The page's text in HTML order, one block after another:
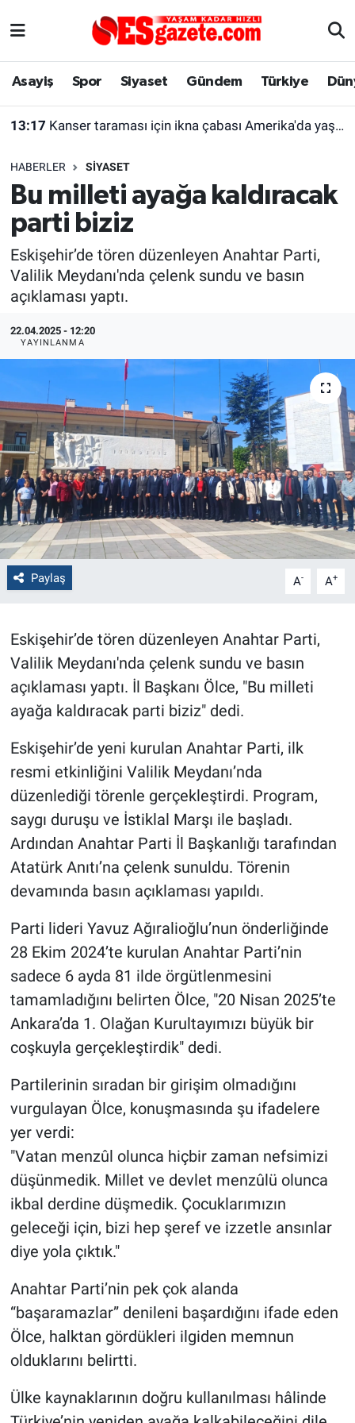
Asayiş Spor Siyaset Gündem Türkiye
13:17 Kanser taraması için ikna çabası Amerika'da yaşayan kadını şaşırttı
HABERLER SIYASET
Bu milleti ayağa kaldıracak
parti biziz
Eskişehir’de tören düzenleyen Anahtar Parti,
Valilik Meydanı'nda çelenk sundu ve basın
açıklaması yaptı.
22.04.2025 - 12:20
YAYINLANMA
Paylaş A- A+
Eskişehir’de tören düzenleyen Anahtar Parti,
Valilik Meydanı'nda çelenk sundu ve basın
açıklaması yaptı. İl Başkanı Ölce, "Bu milleti
ayağa kaldıracak parti biziz" dedi.
Eskişehir’de yeni kurulan Anahtar Parti, ilk
resmi etkinliğini Valilik Meydanı’nda
düzenlediği törenle gerçekleştirdi. Program,
saygı duruşu ve İstiklal Marşı ile başladı.
Ardından Anahtar Parti İl Başkanlığı tarafından
Atatürk Anıtı’na çelenk sunuldu. Törenin
devamında basın açıklaması yapıldı.
Parti lideri Yavuz Ağıralioğlu’nun önderliğinde
28 Ekim 2024’te kurulan Anahtar Parti’nin
sadece 6 ayda 81 ilde örgütlenmesini
tamamladığını belirten Ölce, "20 Nisan 2025’te
Ankara’da 1. Olağan Kurultayımızı büyük bir
coşkuyla gerçekleştirdik" dedi.
Partilerinin sıradan bir girişim olmadığını
vurgulayan Ölce, konuşmasında şu ifadelere
yer verdi:
"Vatan menzûl olunca hiçbir zaman nefsimizi
düşünmedik. Millet ve devlet menzûlü olunca
ikbal derdine düşmedik. Çocuklarımızın
geleceği için, bizi hep şeref ve izzetle ansınlar
diye yola çıktık."
Anahtar Parti’nin pek çok alanda
“başaramazlar” denileni başardığını ifade eden
Ölce, halktan gördükleri ilgiden memnun
olduklarını belirtti.
Ülke kaynaklarının doğru kullanılması hâlinde
Asayiş
Gündem
Türkiye
Dünya
Sağlık
Alış-Veriş/İş dünyası
Yaşam
Eskişehirspor Arşivi
Eskişehir Arşivi
Röportaj
Ekonomi
Kültür Sanat
Politika
Bilecik
Kütahya
Gezi
Genel
Çevre
Magazin
Bilim ve Teknoloji
Eskişehir Nöbetçi Eczaneler
Süper Lig Puan Durumu ve Fikstür
Tüm Manşetler
Son Dakika Haberleri
Haber Arşivi